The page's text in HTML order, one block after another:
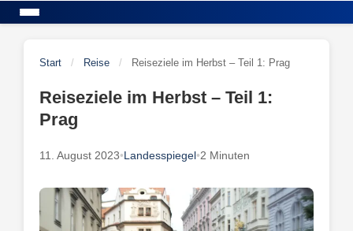
Start / Reise / Reiseziele im Herbst – Teil 1: Prag
Reiseziele im Herbst – Teil 1:
Prag
11. August 2023•Landesspiegel•2 Minuten